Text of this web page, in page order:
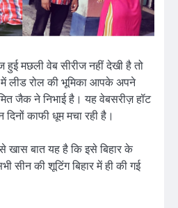
मछली वेब सीरीज नहीं देखी है तो
लीड रोल की भूमिका आपके अपने
जैक ने निभाई है। यह वेबसरीज़ हॉट
काफी धूम मचा रही है।
खास बात यह है कि इसे बिहार के
सीन की शूटिंग बिहार में ही की गई